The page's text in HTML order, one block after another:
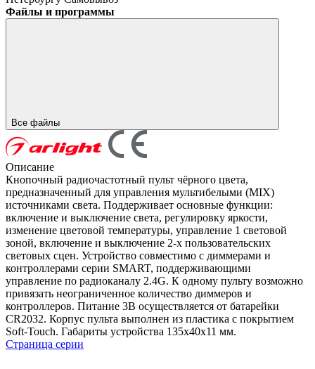
Файлы и программы
Все файлы
Описание
Кнопочный радиочастотный пульт чёрного цвета,
предназначенный для управления мультибелыми (MIX)
источниками света. Поддерживает основные функции:
включение и выключение света, регулировку яркости,
изменение цветовой температуры, управление 1 световой
зоной, включение и выключение 2-х пользовательских
световых сцен. Устройство совместимо с диммерами и
контроллерами серии SMART, поддерживающими
управление по радиоканалу 2.4G. К одному пульту возможно
привязать неограниченное количество диммеров и
контроллеров. Питание 3В осуществляется от батарейки
CR2032. Корпус пульта выполнен из пластика с покрытием
Soft-Touch. Габариты устройства 135x40x11 мм.
Страница серии